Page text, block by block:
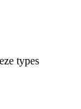
types